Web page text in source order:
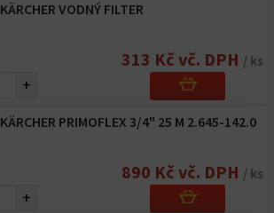
KÄRCHER VODNÝ FILTER
313 Kč vč. DPH / ks
+
KÄRCHER PRIMOFLEX 3/4" 25 M 2.645-142.0
890 Kč vč. DPH / ks
+